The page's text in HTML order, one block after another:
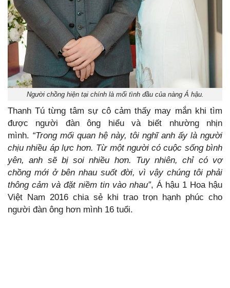
Người chồng hiện tại chính là mối tình đầu của nàng Á hậu.
Thanh Tú từng tâm sự cô cảm thấy may mắn khi tìm
được người đàn ông hiểu và biết nhường nhịn
mình. “Trong mối quan hệ này, tôi nghĩ anh ấy là người
chịu nhiều áp lực hơn. Từ một người có cuộc sống bình
yên, anh sẽ bị soi nhiều hơn. Tuy nhiên, chỉ có vợ
chồng mới ở bên nhau suốt đời, vì vậy chúng tôi phải
thông cảm và đặt niềm tin vào nhau”, Á hậu 1 Hoa hậu
Việt Nam 2016 chia sẻ khi trao trọn hạnh phúc cho
người đàn ông hơn mình 16 tuổi.